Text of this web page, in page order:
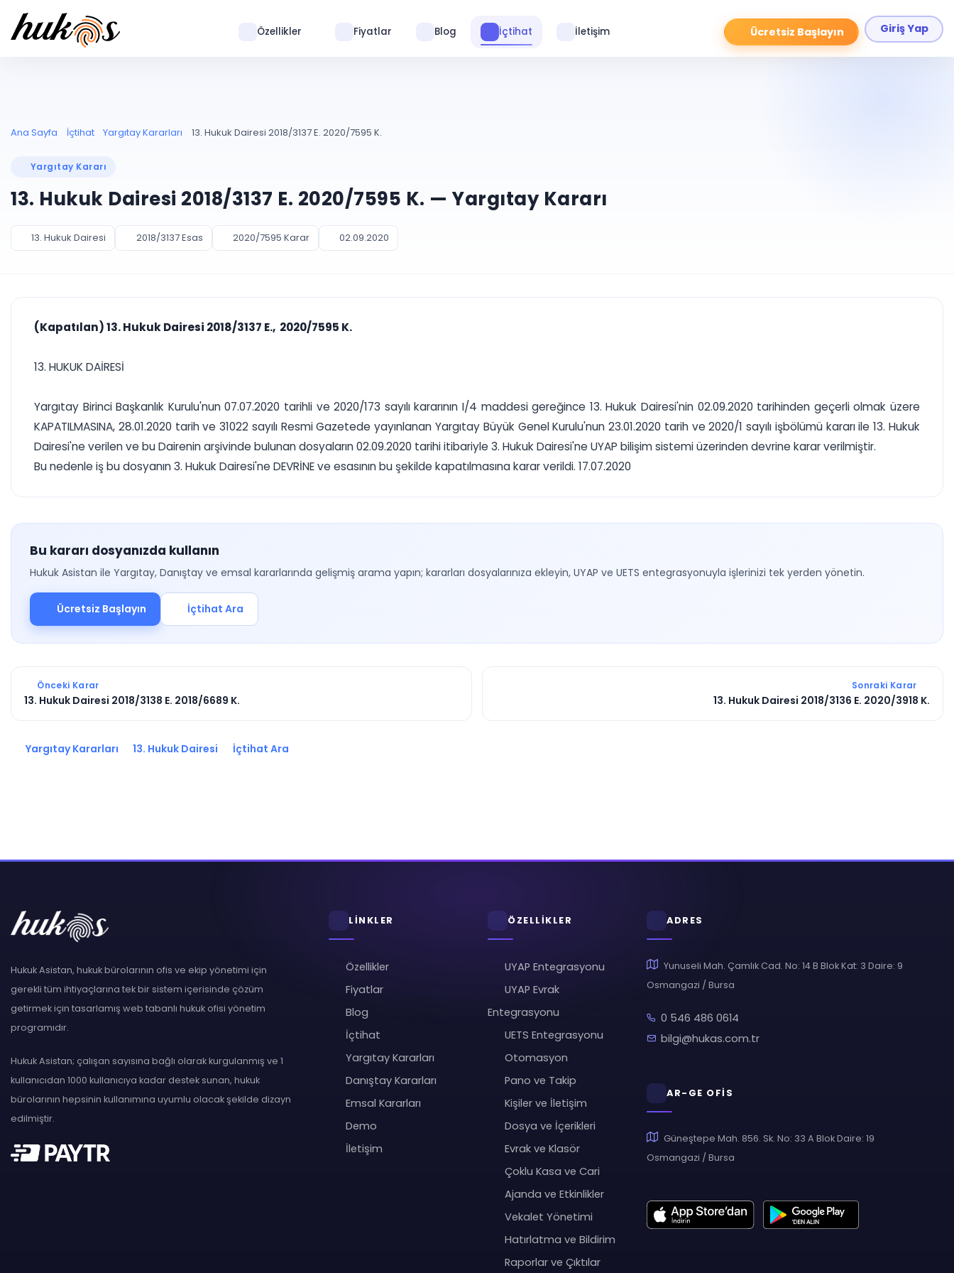
Ücretsiz Başlayın Giriş Yap
Özellikler Fiyatlar Blog İçtihat İletişim
Ana Sayfa İçtihat Yargıtay Kararları 13. Hukuk Dairesi 2018/3137 E. 2020/7595 K.
Yargıtay Kararı
13. Hukuk Dairesi 2018/3137 E. 2020/7595 K. — Yargıtay Kararı
13. Hukuk Dairesi 2018/3137 Esas 2020/7595 Karar 02.09.2020
(Kapatılan) 13. Hukuk Dairesi 2018/3137 E., 2020/7595 K.
13. HUKUK DAİRESİ
Yargıtay Birinci Başkanlık Kurulu'nun 07.07.2020 tarihli ve 2020/173 sayılı kararının I/4 maddesi gereğince 13. Hukuk Dairesi'nin 02.09.2020 tarihinden geçerli olmak üzere
KAPATILMASINA, 28.01.2020 tarih ve 31022 sayılı Resmi Gazetede yayınlanan Yargıtay Büyük Genel Kurulu'nun 23.01.2020 tarih ve 2020/1 sayılı işbölümü kararı ile 13. Hukuk
Dairesi'ne verilen ve bu Dairenin arşivinde bulunan dosyaların 02.09.2020 tarihi itibariyle 3. Hukuk Dairesi'ne UYAP bilişim sistemi üzerinden devrine karar verilmiştir.
Bu nedenle iş bu dosyanın 3. Hukuk Dairesi'ne DEVRİNE ve esasının bu şekilde kapatılmasına karar verildi. 17.07.2020
Bu kararı dosyanızda kullanın
Hukuk Asistan ile Yargıtay, Danıştay ve emsal kararlarında gelişmiş arama yapın; kararları dosyalarınıza ekleyin, UYAP ve UETS entegrasyonuyla işlerinizi tek yerden yönetin.
Ücretsiz Başlayın İçtihat Ara
Önceki Karar
13. Hukuk Dairesi 2018/3138 E. 2018/6689 K.
Sonraki Karar
13. Hukuk Dairesi 2018/3136 E. 2020/3918 K.
Yargıtay Kararları 13. Hukuk Dairesi İçtihat Ara
Hukuk Asistan, hukuk bürolarının ofis ve ekip yönetimi için
gerekli tüm ihtiyaçlarına tek bir sistem içerisinde çözüm
getirmek için tasarlamış web tabanlı hukuk ofisi yönetim
programıdır.
Hukuk Asistan; çalışan sayısına bağlı olarak kurgulanmış ve 1
kullanıcıdan 1000 kullanıcıya kadar destek sunan, hukuk
bürolarının hepsinin kullanımına uyumlu olacak şekilde dizayn
edilmiştir.
LİNKLER
Özellikler
Fiyatlar
Blog
İçtihat
Yargıtay Kararları
Danıştay Kararları
Emsal Kararları
Demo
İletişim
ÖZELLİKLER
UYAP Entegrasyonu
UYAP Evrak
Entegrasyonu
UETS Entegrasyonu
Otomasyon
Pano ve Takip
Kişiler ve İletişim
Dosya ve İçerikleri
Evrak ve Klasör
Çoklu Kasa ve Cari
Ajanda ve Etkinlikler
Vekalet Yönetimi
Hatırlatma ve Bildirim
Raporlar ve Çıktılar
ADRES
Yunuseli Mah. Çamlık Cad. No: 14 B Blok Kat: 3 Daire: 9
Osmangazi / Bursa
0 546 486 0614
bilgi@hukas.com.tr
AR-GE OFİS
Güneştepe Mah. 856. Sk. No: 33 A Blok Daire: 19
Osmangazi / Bursa